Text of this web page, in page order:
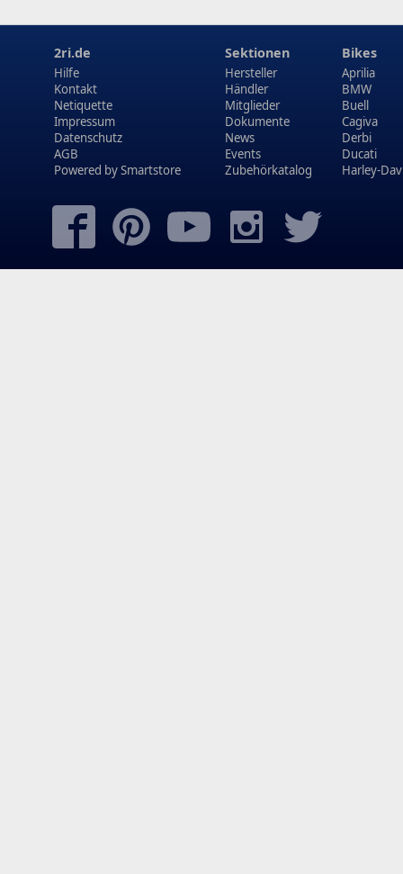
2ri.de
Hilfe
Kontakt
Netiquette
Impressum
Datenschutz
AGB
Powered bySmartstore
Sektionen
Hersteller
Händler
Mitglieder
Dokumente
News
Events
Zubehörkatalog
Bikes
Aprilia
BMW
Buell
Cagiva
Derbi
Ducati
Harley-